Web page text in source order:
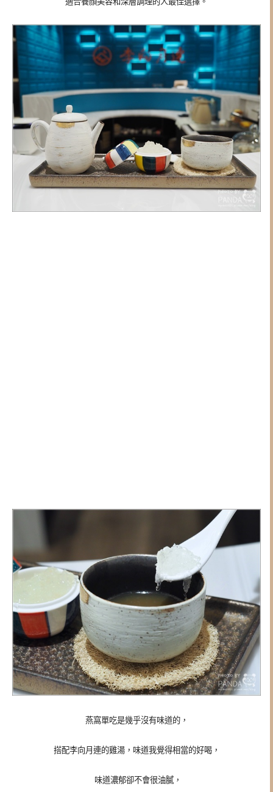
燕窩單吃是幾乎沒有味道的，
搭配李向月連的雞湯，味道我覺得相當的好喝，
味道濃郁卻不會很油膩，